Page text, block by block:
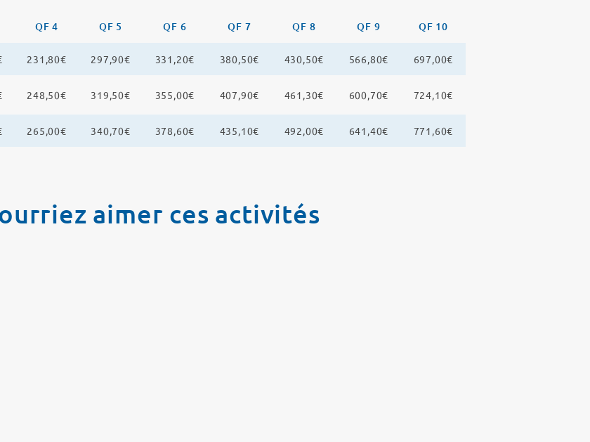
QF 4 QF 5 QF 6 QF 7 QF 8 QF 9 QF 10
231,80€ 297,90€ 331,20€ 380,50€ 430,50€ 566,80€ 697,00€
248,50€ 319,50€ 355,00€ 407,90€ 461,30€ 600,70€ 724,10€
265,00€ 340,70€ 378,60€ 435,10€ 492,00€ 641,40€ 771,60€
aimer ces activités